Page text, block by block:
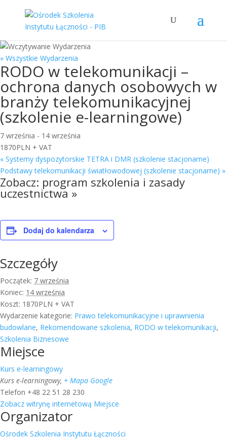
« Wszystkie Wydarzenia
RODO w telekomunikacji –
ochrona danych osobowych w
branży telekomunikacyjnej
(szkolenie e-learningowe)
7 września - 14 września
1870PLN + VAT
« Systemy dyspozytorskie TETRA i DMR (szkolenie stacjonarne)
Podstawy telekomunikacji światłowodowej (szkolenie stacjonarne) »
Zobacz: program szkolenia i zasady
uczestnictwa »
Dodaj do kalendarza
Szczegóły
Początek: 7 września
Koniec: 14 września
Koszt: 1870PLN + VAT
Wydarzenie kategorie: Prawo telekomunikacyjne i uprawnienia
budowlane, Rekomendowane szkolenia, RODO w telekomunikacji,
Szkolenia Biznesowe
Miejsce
Kurs e-learningowy
Kurs e-learningowy, + Mapa Google
Telefon +48 22 51 28 230
Zobacz witrynę internetową Miejsce
Organizator
Ośrodek Szkolenia Instytutu Łączności